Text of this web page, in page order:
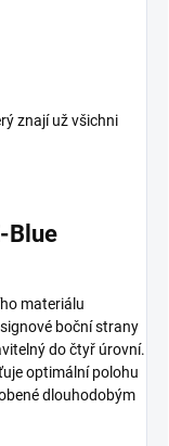
znají už všichni
Blue
materiálu
boční strany
do čtyř úrovní.
optimální polohu
dlouhodobým